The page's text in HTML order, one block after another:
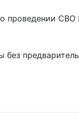
о проведении СВО